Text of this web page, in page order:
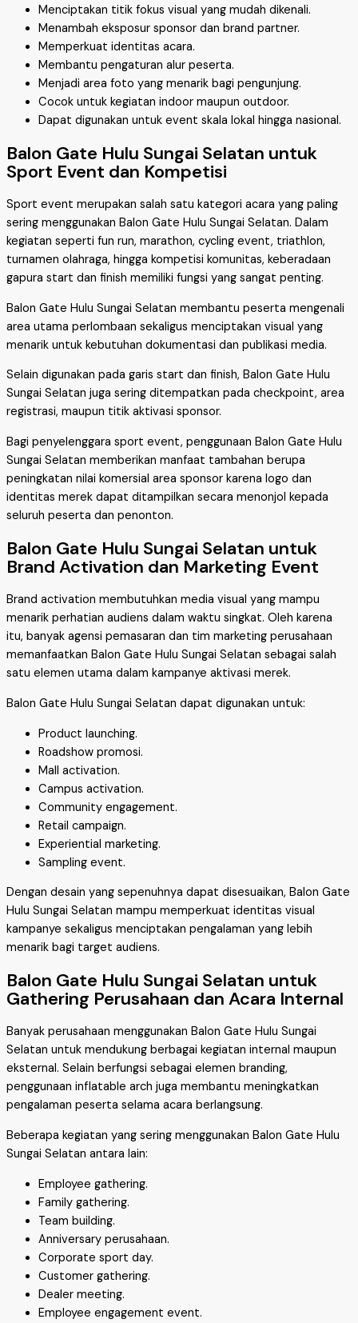
Menciptakan titik fokus visual yang mudah dikenali.
Menambah eksposur sponsor dan brand partner.
Memperkuat identitas acara.
Membantu pengaturan alur peserta.
Menjadi area foto yang menarik bagi pengunjung.
Cocok untuk kegiatan indoor maupun outdoor.
Dapat digunakan untuk event skala lokal hingga nasional.
Balon Gate Hulu Sungai Selatan untuk
Sport Event dan Kompetisi
Sport event merupakan salah satu kategori acara yang paling
sering menggunakan Balon Gate Hulu Sungai Selatan. Dalam
kegiatan seperti fun run, marathon, cycling event, triathlon,
turnamen olahraga, hingga kompetisi komunitas, keberadaan
gapura start dan finish memiliki fungsi yang sangat penting.
Balon Gate Hulu Sungai Selatan membantu peserta mengenali
area utama perlombaan sekaligus menciptakan visual yang
menarik untuk kebutuhan dokumentasi dan publikasi media.
Selain digunakan pada garis start dan finish, Balon Gate Hulu
Sungai Selatan juga sering ditempatkan pada checkpoint, area
registrasi, maupun titik aktivasi sponsor.
Bagi penyelenggara sport event, penggunaan Balon Gate Hulu
Sungai Selatan memberikan manfaat tambahan berupa
peningkatan nilai komersial area sponsor karena logo dan
identitas merek dapat ditampilkan secara menonjol kepada
seluruh peserta dan penonton.
Balon Gate Hulu Sungai Selatan untuk
Brand Activation dan Marketing Event
Brand activation membutuhkan media visual yang mampu
menarik perhatian audiens dalam waktu singkat. Oleh karena
itu, banyak agensi pemasaran dan tim marketing perusahaan
memanfaatkan Balon Gate Hulu Sungai Selatan sebagai salah
satu elemen utama dalam kampanye aktivasi merek.
Balon Gate Hulu Sungai Selatan dapat digunakan untuk:
Product launching.
Roadshow promosi.
Mall activation.
Campus activation.
Community engagement.
Retail campaign.
Experiential marketing.
Sampling event.
Dengan desain yang sepenuhnya dapat disesuaikan, Balon Gate
Hulu Sungai Selatan mampu memperkuat identitas visual
kampanye sekaligus menciptakan pengalaman yang lebih
menarik bagi target audiens.
Balon Gate Hulu Sungai Selatan untuk
Gathering Perusahaan dan Acara Internal
Banyak perusahaan menggunakan Balon Gate Hulu Sungai
Selatan untuk mendukung berbagai kegiatan internal maupun
eksternal. Selain berfungsi sebagai elemen branding,
penggunaan inflatable arch juga membantu meningkatkan
pengalaman peserta selama acara berlangsung.
Beberapa kegiatan yang sering menggunakan Balon Gate Hulu
Sungai Selatan antara lain:
Employee gathering.
Family gathering.
Team building.
Anniversary perusahaan.
Corporate sport day.
Customer gathering.
Dealer meeting.
Employee engagement event.